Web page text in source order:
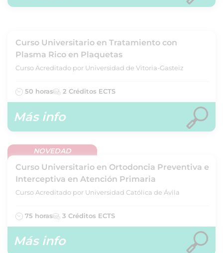
Curso Universitario en Tratamiento con
Plasma Rico en Plaquetas
Curso Acreditado por Universidad de Vitoria-Gasteiz
50 horas 2 Créditos ECTS
Más info
NOVEDAD
Curso Universitario en Ortodoncia Preventiva e
Interceptiva en Atención Primaria
Curso Acreditado por Universidad Católica de Ávila
75 horas 3 Créditos ECTS
Más info